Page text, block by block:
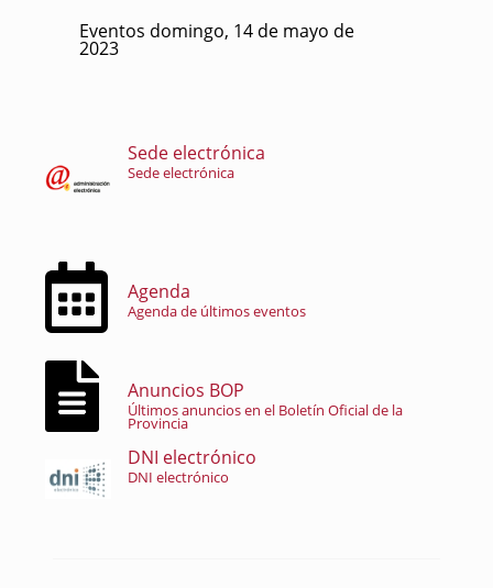
Eventos domingo, 14 de mayo de
2023
Sede electrónica
Sede electrónica
Agenda
Agenda de últimos eventos
Anuncios BOP
Últimos anuncios en el Boletín Oficial de la
Provincia
DNI electrónico
DNI electrónico